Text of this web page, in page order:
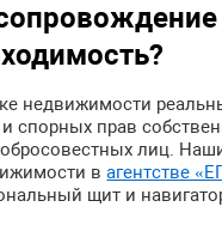
недвижимости
спорных прав
лиц.
вагентстве
щит и